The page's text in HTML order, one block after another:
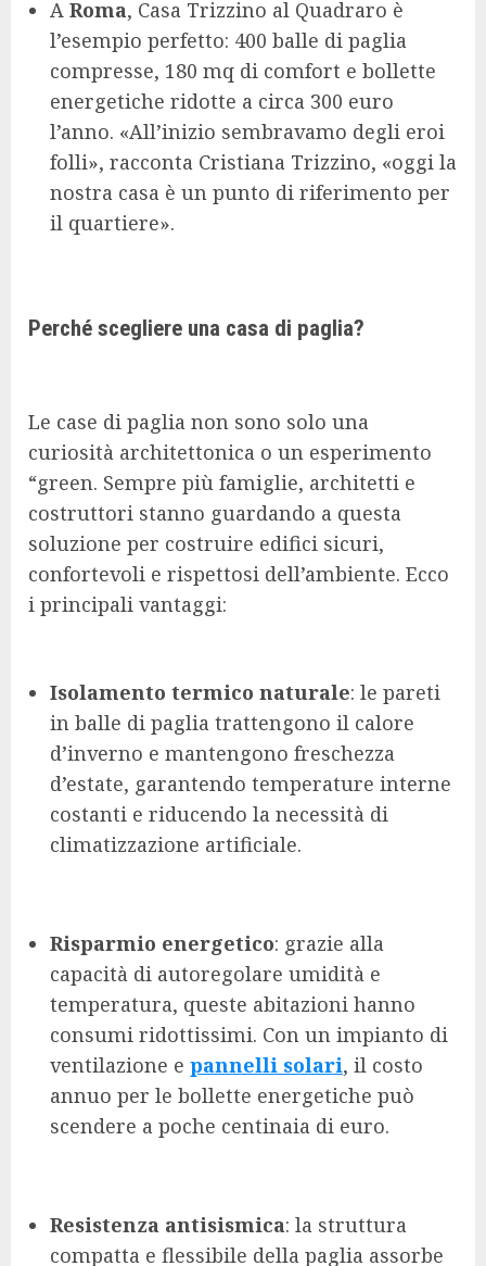
A Roma, Casa Trizzino al Quadraro è
l’esempio perfetto: 400 balle di paglia
compresse, 180 mq di comfort e bollette
energetiche ridotte a circa 300 euro
l’anno. «All’inizio sembravamo degli eroi
folli», racconta Cristiana Trizzino, «oggi la
nostra casa è un punto di riferimento per
il quartiere».
Perché scegliere una casa di paglia?
Le case di paglia non sono solo una
curiosità architettonica o un esperimento
“green. Sempre più famiglie, architetti e
costruttori stanno guardando a questa
soluzione per costruire edifici sicuri,
confortevoli e rispettosi dell’ambiente. Ecco
i principali vantaggi:
Isolamento termico naturale: le pareti
in balle di paglia trattengono il calore
d’inverno e mantengono freschezza
d’estate, garantendo temperature interne
costanti e riducendo la necessità di
climatizzazione artificiale.
Risparmio energetico: grazie alla
capacità di autoregolare umidità e
temperatura, queste abitazioni hanno
consumi ridottissimi. Con un impianto di
ventilazione e pannelli solari, il costo
annuo per le bollette energetiche può
scendere a poche centinaia di euro.
Resistenza antisismica: la struttura
compatta e flessibile della paglia assorbe